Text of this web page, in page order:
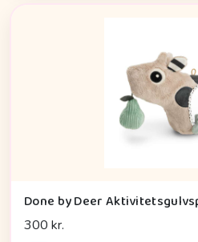
Done by Deer
300 kr.